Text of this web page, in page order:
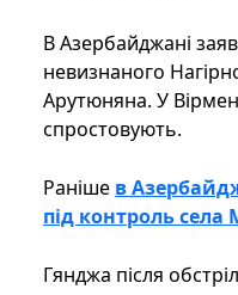
В Азербайджані
невизнаного
Арутюняна. У
спростовують.
Раніше в
під контроль села
Гянджа після